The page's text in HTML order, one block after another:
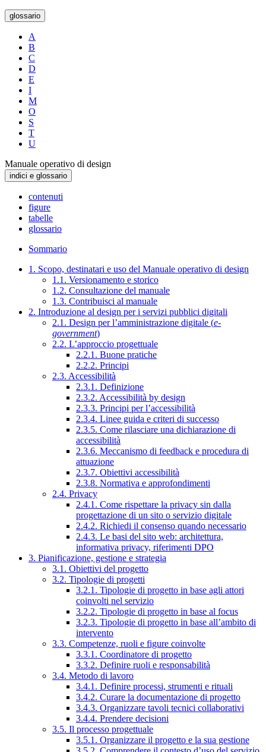
glossario
A
B
C
D
E
I
M
O
S
T
U
Manuale operativo di design
indici e glossario
contenuti
figure
tabelle
glossario
Sommario
1. Scopo, destinatari e uso del Manuale operativo di design
1.1. Versionamento e storico
1.2. Consultazione del manuale
1.3. Contribuisci al manuale
2. Introduzione al design per i servizi pubblici digitali
2.1. Design per l’amministrazione digitale (e-
government)
2.2. L’approccio progettuale
2.2.1. Buone pratiche
2.2.2. Principi
2.3. Accessibilità
2.3.1. Definizione
2.3.2. Accessibilità by design
2.3.3. Principi per l’accessibilità
2.3.4. Linee guida e criteri di successo
2.3.5. Come rilasciare una dichiarazione di
accessibilità
2.3.6. Meccanismo di feedback e procedura di
attuazione
2.3.7. Obiettivi accessibilità
2.3.8. Normativa e approfondimenti
2.4. Privacy
2.4.1. Come rispettare la privacy sin dalla
progettazione di un sito o servizio digitale
2.4.2. Richiedi il consenso quando necessario
2.4.3. Le basi del sito web: architettura,
informativa privacy, riferimenti DPO
3. Pianificazione, gestione e strategia
3.1. Obiettivi del progetto
3.2. Tipologie di progetti
3.2.1. Tipologie di progetto in base agli attori
coinvolti nel servizio
3.2.2. Tipologie di progetto in base al focus
3.2.3. Tipologie di progetto in base all’ambito di
intervento
3.3. Competenze, ruoli e figure coinvolte
3.3.1. Coordinatore di progetto
3.3.2. Definire ruoli e responsabilità
3.4. Metodo di lavoro
3.4.1. Definire processi, strumenti e rituali
3.4.2. Curare la documentazione di progetto
3.4.3. Organizzare tavoli tecnici collaborativi
3.4.4. Prendere decisioni
3.5. Il processo progettuale
3.5.1. Organizzare il progetto e la sua gestione